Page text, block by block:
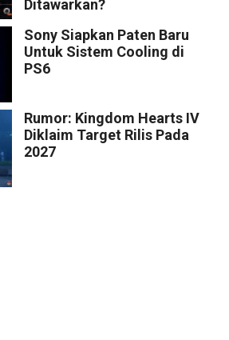
Ditawarkan?
Sony Siapkan Paten Baru
Untuk Sistem Cooling di
PS6
Rumor: Kingdom Hearts IV
Diklaim Target Rilis Pada
2027